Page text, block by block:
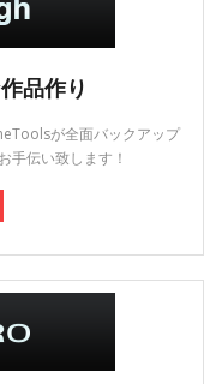
品作り
が全面バックアップ
手伝い致します！